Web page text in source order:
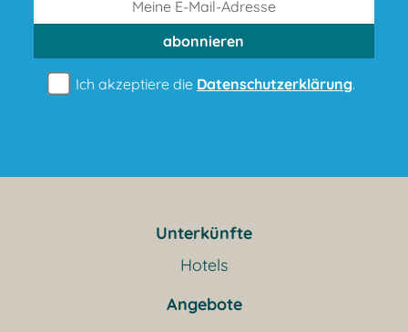
abonnieren
Ich akzeptiere die Datenschutzerklärung.
Unterkünfte
Hotels
Angebote